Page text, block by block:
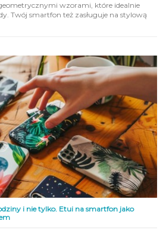
wzorami, które idealnie
Twój smartfon też zasługuje na stylową
i nie tylko. Etui na smartfon jako